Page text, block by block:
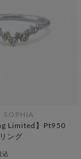
SOPHIA
Limited】Pt950
ング
込